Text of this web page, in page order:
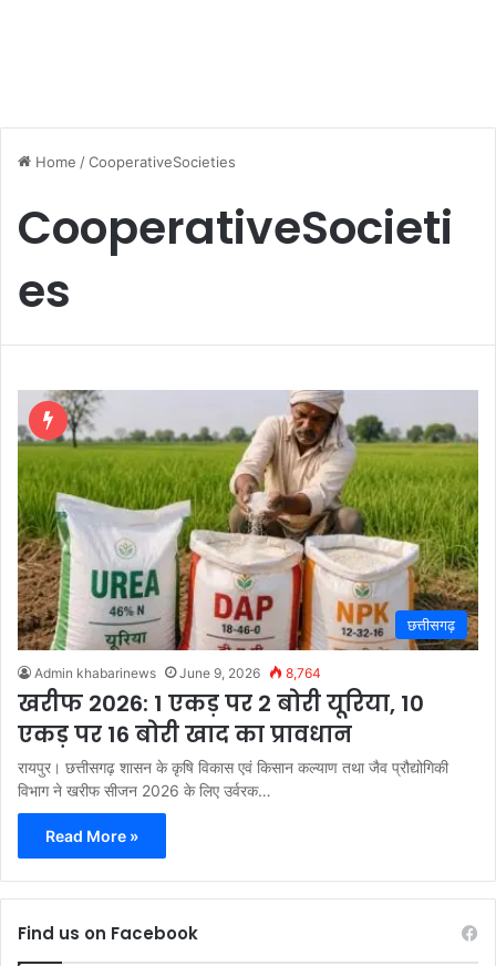
Home /CooperativeSocieties
CooperativeSocieti
es
छत्तीसगढ़
Admin khabarinews June 9, 2026 8,764
खरीफ 2026: 1 एकड़ पर 2 बोरी यूरिया, 10
एकड़ पर 16 बोरी खाद का प्रावधान
रायपुर। छत्तीसगढ़ शासन के कृषि विकास एवं किसान कल्याण तथा जैव प्रौद्योगिकी
विभाग ने खरीफ सीजन 2026 के लिए उर्वरक…
Read More »
Find us on Facebook